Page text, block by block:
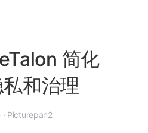
简化
和治理
· Picturepan2